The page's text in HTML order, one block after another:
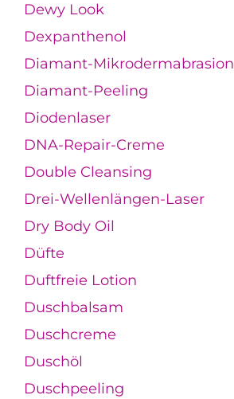
Dewy Look
Dexpanthenol
Diamant-Mikrodermabrasion
Diamant-Peeling
Diodenlaser
DNA-Repair-Creme
Double Cleansing
Drei-Wellenlängen-Laser
Dry Body Oil
Düfte
Duftfreie Lotion
Duschbalsam
Duschcreme
Duschöl
Duschpeeling